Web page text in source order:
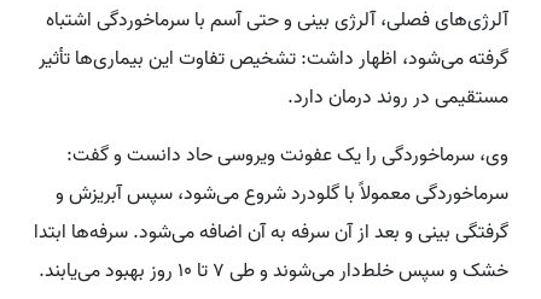
آلرژی‌های فصلی، آلرژی بینی و حتی آسم با سرماخوردگی اشتباه
گرفته می‌شود، اظهار داشت: تشخیص تفاوت این بیماری‌ها تأثیر
مستقیمی در روند درمان دارد.
وی، سرماخوردگی را یک عفونت ویروسی حاد دانست و گفت:
سرماخوردگی معمولاً با گلودرد شروع می‌شود، سپس آبریزش و
گرفتگی بینی و بعد از آن سرفه به آن اضافه می‌شود. سرفه‌ها ابتدا
خشک و سپس خلط‌دار می‌شوند و طی ۷ تا ۱۰ روز بهبود می‌یابند.